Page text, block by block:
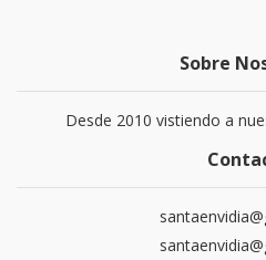
Sobre
Desde 2010 vistiendo a